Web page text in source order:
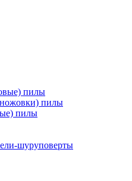
пилы
пилы
пилы
шуруповерты